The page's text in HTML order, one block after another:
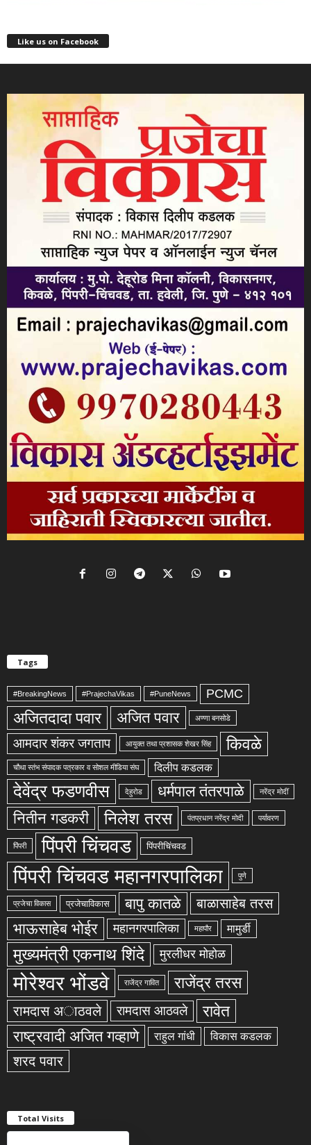
Like us on Facebook
Tags
#BreakingNews #PrajechaVikas #PuneNews PCMC
अजितदादा पवार अजित पवार अण्णा बनसोडे
आमदार शंकर जगताप आयुक्त तथा प्रशासक शेखर सिंह किवळे
चौथा स्तंभ संपादक पत्रकार व सोशल मीडिया संघ दिलीप कडलक
देवेंद्र फडणवीस देहुरोड धर्मपाल तंतरपाळे नरेंद्र मोदीं
नितीन गडकरी निलेश तरस पंतप्रधान नरेंद्र मोदी पर्यावरण
पिंपरी पिंपरी चिंचवड पिंपरीचिंचवड
पिंपरी चिंचवड महानगरपालिका पुणे
प्रजेचा विकास प्रजेचाविकास बापु कातळे बाळासाहेब तरस
भाऊसाहेब भोईर महानगरपालिका महापौर मामुर्डी
मुख्यमंत्री एकनाथ शिंदे मुरलीधर मोहोळ
मोरेश्वर भोंडवे राजेंद्र गावित राजेंद्र तरस
रामदास अाठवले रामदास आठवले रावेत
राष्ट्रवादी अजित गव्हाणे राहुल गांधी विकास कडलक
शरद पवार
Total Visits